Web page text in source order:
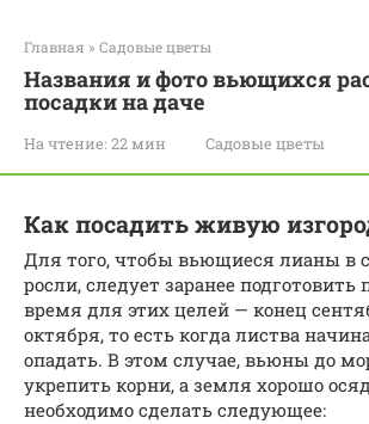
Главная » Садовые цветы
Названия и фото вьющихся
посадки на даче
На чтение: 22 мин Садовые цветы
Как посадить живую
Для того, чтобы вьющиеся лианы в
росли, следует заранее
время для этих целей — конец
октября, то есть когда листва
опадать. В этом случае, вьюны до
укрепить корни, а земля хорошо
необходимо сделать следующее: